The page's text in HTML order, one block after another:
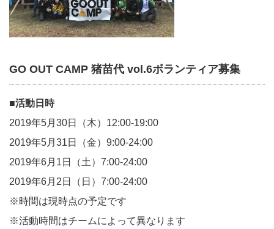
GO OUT CAMP 猪苗代 vol.6ボランティア募集
■活動日時
2019年5月30日（木）12:00-19:00
2019年5月31日（金）9:00-24:00
2019年6月1日（土）7:00-24:00
2019年6月2日（日）7:00-24:00
※時間は現時点の予定です
※活動時間はチームによって異なります